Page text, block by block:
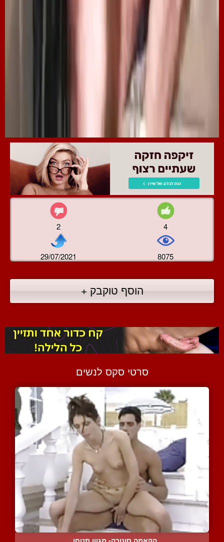
2 4
29/07/2021 8075
הוסף טוקבק +
סרטי סקס לנשים